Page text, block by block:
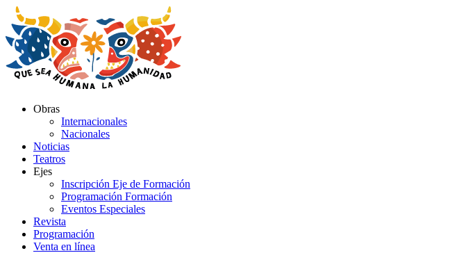
al
contenido
Obras
Internacionales
Nacionales
Noticias
Teatros
Ejes
Inscripción Eje de Formación
Programación Formación
Eventos Especiales
Revista
Programación
Venta en línea